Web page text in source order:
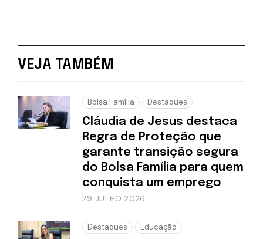
VEJA TAMBÉM
Bolsa Família Destaques
Cláudia de Jesus destaca
Regra de Proteção que
garante transição segura
do Bolsa Família para quem
conquista um emprego
29 JULHO 2026
Destaques Educação